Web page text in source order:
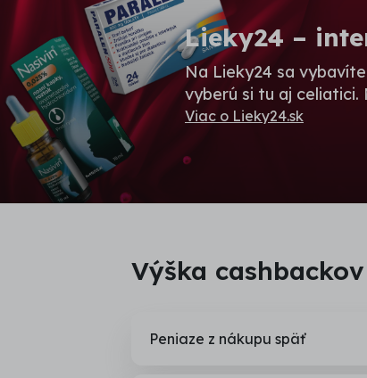
Lieky24 –
Na Lieky24 sa
vyberú si tu aj celiatici.
Viac o Lieky24.sk
Výška cashbackov
Peniaze z nákupu späť